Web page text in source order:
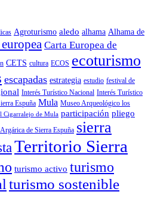
Agroturismo aledo alhama Alhama de
Carta Europea de
CETS cultura ECOS ecoturismo
escapadas estrategia estudio festival de
Interés Turístico Nacional Interés Turístico
Espuña Mula Museo Arqueológico los
Cigarralejo de Mula participación pliego
de Sierra Espuña sierra
Territorio Sierra
turismo activo turismo
turismo sostenible